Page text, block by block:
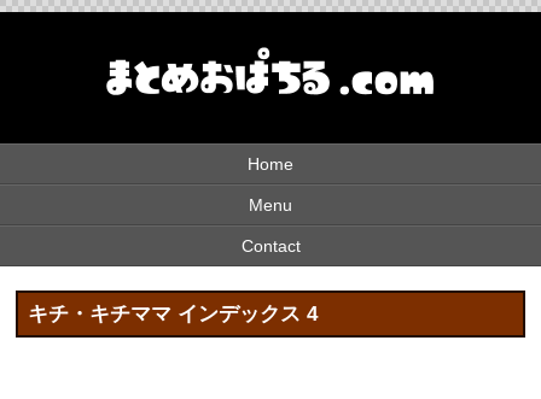
Home
Menu
Contact
キチ・キチママ インデックス 4